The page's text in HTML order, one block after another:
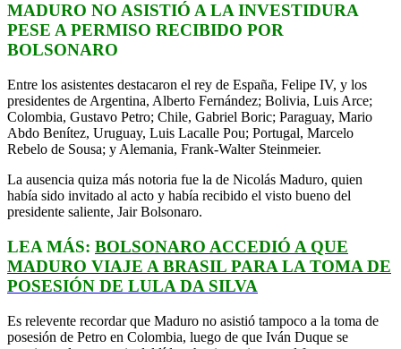
MADURO NO ASISTIÓ A LA INVESTIDURA
PESE A PERMISO RECIBIDO POR
BOLSONARO
Entre los asistentes destacaron el rey de España, Felipe IV, y los
presidentes de Argentina, Alberto Fernández; Bolivia, Luis Arce;
Colombia, Gustavo Petro; Chile, Gabriel Boric; Paraguay, Mario
Abdo Benítez, Uruguay, Luis Lacalle Pou; Portugal, Marcelo
Rebelo de Sousa; y Alemania, Frank-Walter Steinmeier.
La ausencia quiza más notoria fue la de Nicolás Maduro, quien
había sido invitado al acto y había recibido el visto bueno del
presidente saliente, Jair Bolsonaro.
LEA MÁS: BOLSONARO ACCEDIÓ A QUE
MADURO VIAJE A BRASIL PARA LA TOMA DE
POSESIÓN DE LULA DA SILVA
Es relevente recordar que Maduro no asistió tampoco a la toma de
posesión de Petro en Colombia, luego de que Iván Duque se